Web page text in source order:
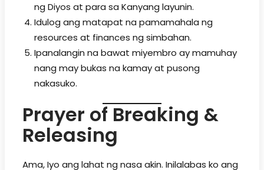
ng Diyos at para sa Kanyang layunin.
Idulog ang matapat na pamamahala ng
resources at finances ng simbahan.
Ipanalangin na bawat miyembro ay mamuhay
nang may bukas na kamay at pusong
nakasuko.
Prayer of Breaking &
Releasing
Ama, Iyo ang lahat ng nasa akin. Inilalabas ko ang